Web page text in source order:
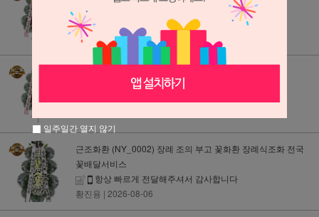
맘에들어요 가격대비 아주 좋습니다
정경진
배송이 빠르고 연락도 잘되서 좋아요
권혜은| 2026-08-06
근조화환 (NY_0002) 장례 조의 부고 꽃화환 장례식조화 전국
꽃배달서비스
항상 빠르게 전달해주셔서 감사합니다
황진용 | 2026-08-06
일주일간 열지 않기